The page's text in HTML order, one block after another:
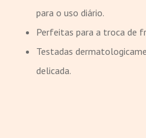
para o uso diário.
Perfeitas para a troca de
Testadas
delicada.